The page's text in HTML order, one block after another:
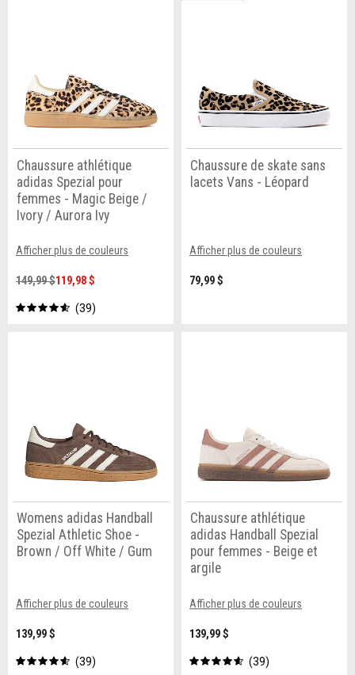
Chaussure athlétique
adidas Spezial pour
femmes - Magic Beige /
Ivory / Aurora Ivy
Afficher plus de couleurs
149,99 $119,98 $
39
Chaussure de skate sans
lacets Vans - Léopard
Afficher plus de couleurs
79,99 $
Womens adidas Handball
Spezial Athletic Shoe -
Brown / Off White / Gum
Afficher plus de couleurs
139,99 $
39
Chaussure athlétique
adidas Handball Spezial
pour femmes - Beige et
argile
Afficher plus de couleurs
139,99 $
39